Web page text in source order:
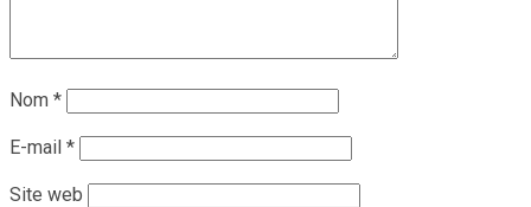
Nom *
E-mail *
Site web